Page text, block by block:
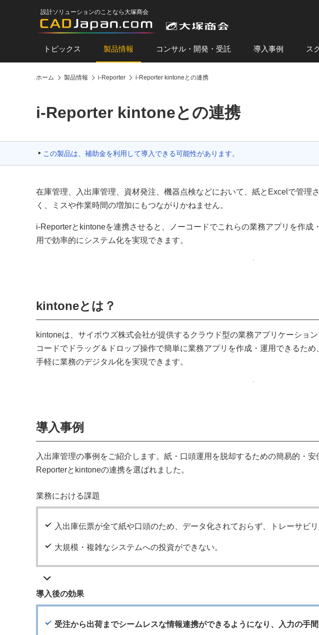
設計ソリューションのことなら大塚商会
トピックス 製品情報 コンサル・開発・受託 導入事例 ス
ホーム 製品情報 i-Reporter i-Reporter kintoneとの連携
i-Reporter kintoneとの連携
この製品は、補助金を利用して導入できる可能性があります。
在庫管理、入出庫管理、資材発注、機器点検などにおいて、紙とExcelで管理
く、ミスや作業時間の増加にもつながりかねません。
i-Reporterとkintoneを連携させると、ノーコードでこれらの業務アプリを作成
用で効率的にシステム化を実現できます。
kintoneとは？
kintoneは、サイボウズ株式会社が提供するクラウド型の業務アプリケーショ
コードでドラッグ＆ドロップ操作で簡単に業務アプリを作成・運用できるた
手軽に業務のデジタル化を実現できます。
導入事例
入出庫管理の事例をご紹介します。紙・口頭運用を脱却するための簡易的・
Reporterとkintoneの連携を選ばれました。
業務における課題
入出庫伝票が全て紙や口頭のため、データ化されておらず、トレーサビリ
大規模・複雑なシステムへの投資ができない。
導入後の効果
受注から出荷までシームレスな情報連携ができるようになり、入力の手